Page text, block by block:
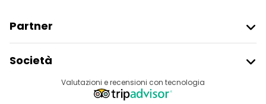
Tour gastronomici a Tirana
Tour gratuiti nelle vicinanze Skanderbeg Square
Tour gratuiti nelle vicinanze Pyramid of Tirana
Partner
Accesso Del Fornitore
Programma Di Affiliazione
Società
DestinazioniValutazioni e recensioni con tecnologia